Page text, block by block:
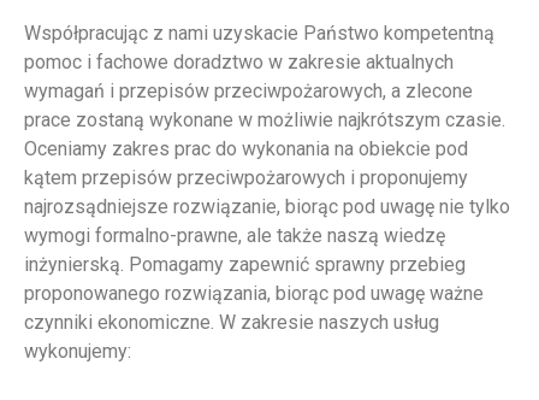
Współpracując z nami uzyskacie Państwo kompetentną
pomoc i fachowe doradztwo w zakresie aktualnych
wymagań i przepisów przeciwpożarowych, a zlecone
prace zostaną wykonane w możliwie najkrótszym czasie.
Oceniamy zakres prac do wykonania na obiekcie pod
kątem przepisów przeciwpożarowych i proponujemy
najrozsądniejsze rozwiązanie, biorąc pod uwagę nie tylko
wymogi formalno-prawne, ale także naszą wiedzę
inżynierską. Pomagamy zapewnić sprawny przebieg
proponowanego rozwiązania, biorąc pod uwagę ważne
czynniki ekonomiczne. W zakresie naszych usług
wykonujemy: